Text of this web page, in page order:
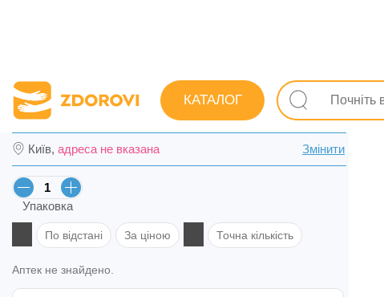
КАТАЛОГ
Пошук ліків Протизастудні (грип, ГРЗ) Від кашлю
Аброл сироп 30 мг/5 мл фл. 100 мл в Вінниці
Київ, адреса не вказана Змінити
Упаковка
По відстані За ціною Точна кількість
Аптек не знайдено.